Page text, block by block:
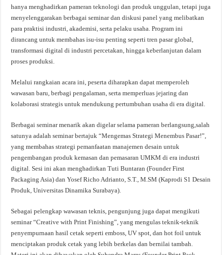
hanya menghadirkan pameran teknologi dan produk unggulan, tetapi juga
menyelenggarakan berbagai seminar dan diskusi panel yang melibatkan
para praktisi industri, akademisi, serta pelaku usaha. Program ini
dirancang untuk membahas isu-isu penting seperti tren pasar global,
transformasi digital di industri percetakan, hingga keberlanjutan dalam
proses produksi.
Melalui rangkaian acara ini, peserta diharapkan dapat memperoleh
wawasan baru, berbagi pengalaman, serta memperluas jejaring dan
kolaborasi strategis untuk mendukung pertumbuhan usaha di era digital.
Berbagai seminar menarik akan digelar selama pameran berlangsung,salah
satunya adalah seminar bertajuk “Mengemas Strategi Menembus Pasar!”,
yang membahas strategi pemanfaatan manajemen desain untuk
pengembangan produk kemasan dan pemasaran UMKM di era industri
digital. Sesi ini akan menghadirkan Tuti Buntaran (Founder First
Packaging Asia) dan Yosef Richo Adrianto, S.T., M.SM (Kaprodi S1 Desain
Produk, Universitas Dinamika Surabaya).
Sebagai pelengkap wawasan teknis, pengunjung juga dapat mengikuti
seminar “Creative with Print Finishing”, yang mengulas teknik-teknik
penyempurnaan hasil cetak seperti emboss, UV spot, dan hot foil untuk
menciptakan produk cetak yang lebih berkelas dan bernilai tambah.